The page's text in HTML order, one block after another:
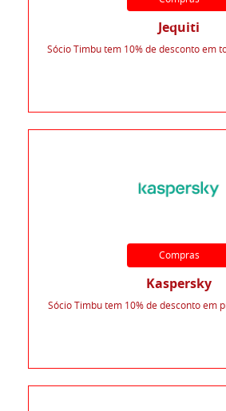
Jequiti
Sócio Timbu tem 10% de desconto em
Compras
Kaspersky
Sócio Timbu tem 10% de desconto em